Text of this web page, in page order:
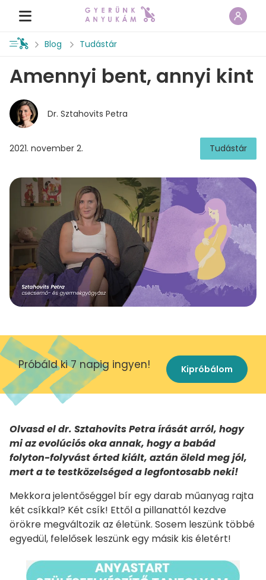
Blog Tudástár
Amennyi bent, annyi kint
Dr. Sztahovits Petra
2021. november 2. Tudástár
Próbáld ki 7 napig ingyen! Kipróbálom
Olvasd el dr. Sztahovits Petra írását arról, hogy
mi az evolúciós oka annak, hogy a babád
folyton-folyvást érted kiált, aztán öleld meg jól,
mert a te testközelséged a legfontosabb neki!
Mekkora jelentőséggel bír egy darab műanyag rajta
két csíkkal? Két csík! Ettől a pillanattól kezdve
örökre megváltozik az életünk. Sosem leszünk többé
egyedül, felelősek leszünk egy másik kis életért!